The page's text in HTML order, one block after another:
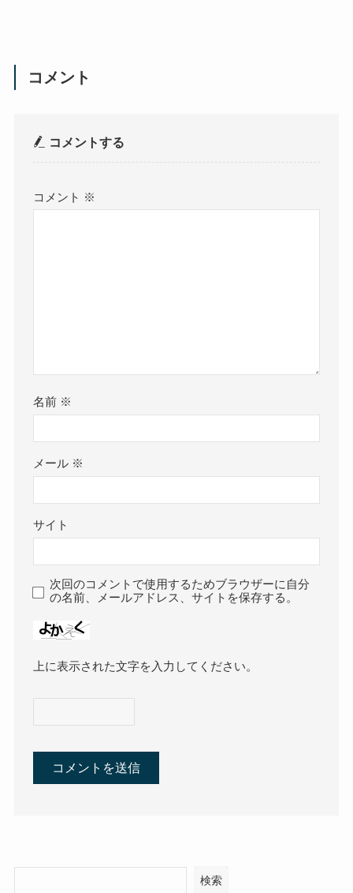
コメント
コメントする
コメント ※
名前 ※
メール ※
サイト
次回のコメントで使用するためブラウザーに自分
の名前、メールアドレス、サイトを保存する。
上に表示された文字を入力してください。
検索